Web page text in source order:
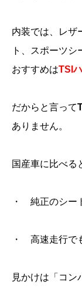
内装では、レザ
ト、スポーツ
おすすめはTSI
だからと言って
ありません。
国産車に比べる
・ 純正のシー
・ 高速走行で
見かけは「コン